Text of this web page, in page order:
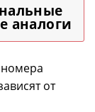
аналоги
от